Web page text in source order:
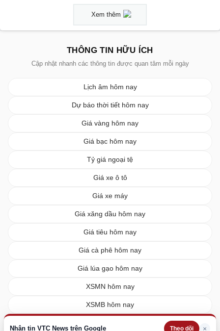
Nhận tin VTC News trên Google Theo dõi ×
Xem thêm
THÔNG TIN HỮU ÍCH
Cập nhật nhanh các thông tin được quan tâm mỗi ngày
Lịch âm hôm nay
Dự báo thời tiết hôm nay
Giá vàng hôm nay
Giá bạc hôm nay
Tỷ giá ngoại tệ
Giá xe ô tô
Giá xe máy
Giá xăng dầu hôm nay
Giá tiêu hôm nay
Giá cà phê hôm nay
Giá lúa gạo hôm nay
XSMN hôm nay
XSMB hôm nay